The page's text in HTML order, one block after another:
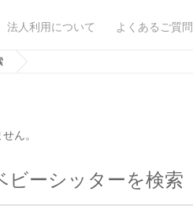
法人利用について よくあるご質問
ん。
ビーシッターを検索